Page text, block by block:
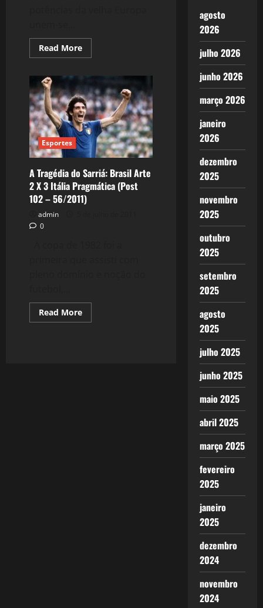
Read MoreRead
more
2.0:Um
fantasma
ronda
a
Europa:
Dissolução
do
Euro?
(Post
103
57/2011)
Esportes
A Tragédia do Sarriá: Brasil Arte
2 X 3 Itália Pragmática (Post
102 – 56/2011)
admin
0
Read MoreRead
more
agosto
2026
julho 2026
junho 2026
março 2026
janeiro
2026
dezembro
2025
novembro
2025
outubro
2025
setembro
2025
agosto
2025
julho 2025
junho 2025
maio 2025
abril 2025
março 2025
fevereiro
2025
janeiro
2025
dezembro
2024
novembro
2024